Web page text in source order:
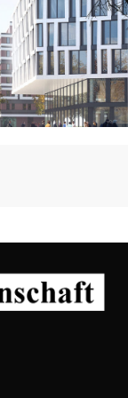
Begriffsbildung und
The Discovery of
Algorithmen als